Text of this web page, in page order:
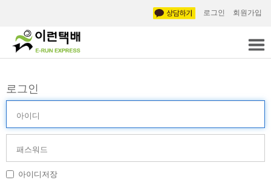
로그인 회원가입
로그인
디
비
호 아이디저장